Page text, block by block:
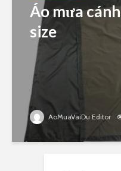
Áo mưa
size
AoMuaVaiDu Editor